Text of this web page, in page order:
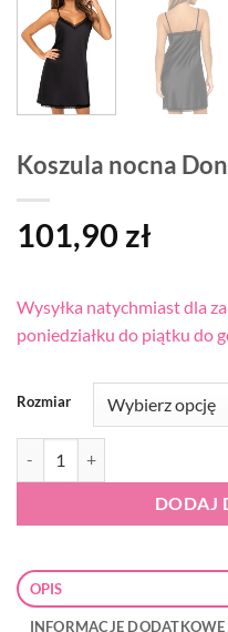
Koszula nocna
101,90 zł
Wysyłka natychmiast dla
poniedziałku do piątku do
Rozmiar
DODAJ
OPIS
INFORMACJE DODATKOWE